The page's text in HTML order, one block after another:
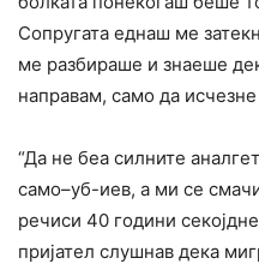
Сопругата еднаш ме
ме разбираше и знаеше
направам, само да исчезне
“Да не беа силните
само–уб-иев, а ми се
речиси 40 години
пријател слушнав дека